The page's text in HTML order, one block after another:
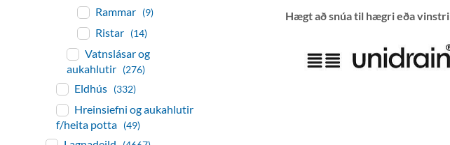
Hægt að snúa til hægri eða vinstri
Rammar (9)
Ristar (14)
Vatnslásar og
aukahlutir (276)
Eldhús (332)
Hreinsiefni og aukahlutir
f/heita potta (49)